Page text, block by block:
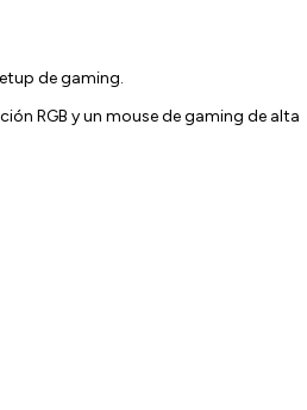
de gaming.
RGB y un mouse de gaming de alta